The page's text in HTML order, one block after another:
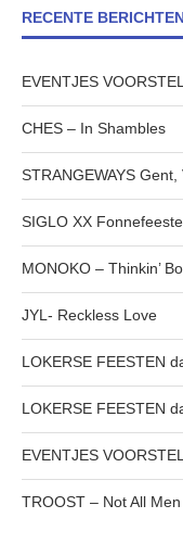
RECENTE
EVENTJES
CHES – In Shambles
STRANGEWAYS
SIGLO XX
MONOKO – Thinkin’
JYL- Reckless Love
LOKERSE FEESTEN
LOKERSE FEESTEN
EVENTJES
TROOST – Not All Men